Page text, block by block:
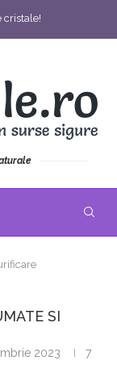
cristale!
SI
2023
7